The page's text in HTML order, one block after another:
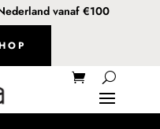
vanaf €100